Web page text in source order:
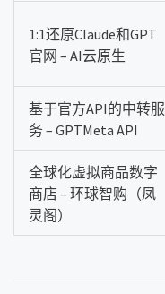
1:1还原Claude和GPT
官网 – AI云原生
基于官方API的中转服
务 – GPTMeta API
全球化虚拟商品数字
商店 – 环球智购（凤
灵阁）